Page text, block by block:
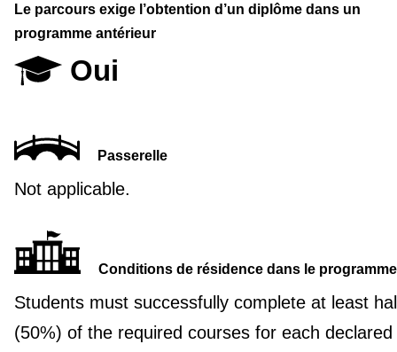
Le parcours exige l’obtention d’un diplôme dans un
programme antérieur
Oui
Passerelle
Not applicable.
Conditions de résidence dans le programme
Students must successfully complete at least
(50%) of the required courses for each declared